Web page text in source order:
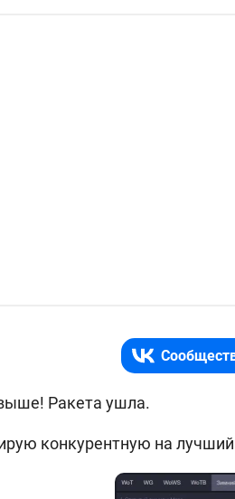
Ракета ушла.
конкурентную на лучший